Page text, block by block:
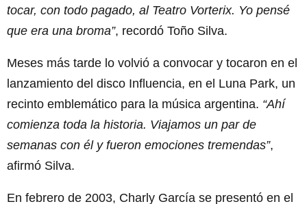
tocar, con todo pagado, al Teatro Vorterix. Yo pensé
que era una broma”, recordó Toño Silva.
Meses más tarde lo volvió a convocar y tocaron en el
lanzamiento del disco Influencia, en el Luna Park, un
recinto emblemático para la música argentina. “Ahí
comienza toda la historia. Viajamos un par de
semanas con él y fueron emociones tremendas”,
afirmó Silva.
En febrero de 2003, Charly García se presentó en el